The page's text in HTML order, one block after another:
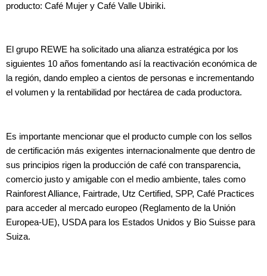
producto: Café Mujer y Café Valle Ubiriki.
El grupo REWE ha solicitado una alianza estratégica por los
siguientes 10 años fomentando así la reactivación económica de
la región, dando empleo a cientos de personas e incrementando
el volumen y la rentabilidad por hectárea de cada productora.
Es importante mencionar que el producto cumple con los sellos
de certificación más exigentes internacionalmente que dentro de
sus principios rigen la producción de café con transparencia,
comercio justo y amigable con el medio ambiente, tales como
Rainforest Alliance, Fairtrade, Utz Certified, SPP, Café Practices
para acceder al mercado europeo (Reglamento de la Unión
Europea-UE), USDA para los Estados Unidos y Bio Suisse para
Suiza.